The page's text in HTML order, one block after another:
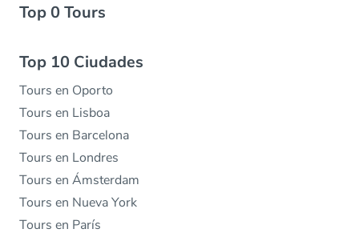
Top 0 Tours
Top 10 Ciudades
Tours en Oporto
Tours en Lisboa
Tours en Barcelona
Tours en Londres
Tours en Ámsterdam
Tours en Nueva York
Tours en París